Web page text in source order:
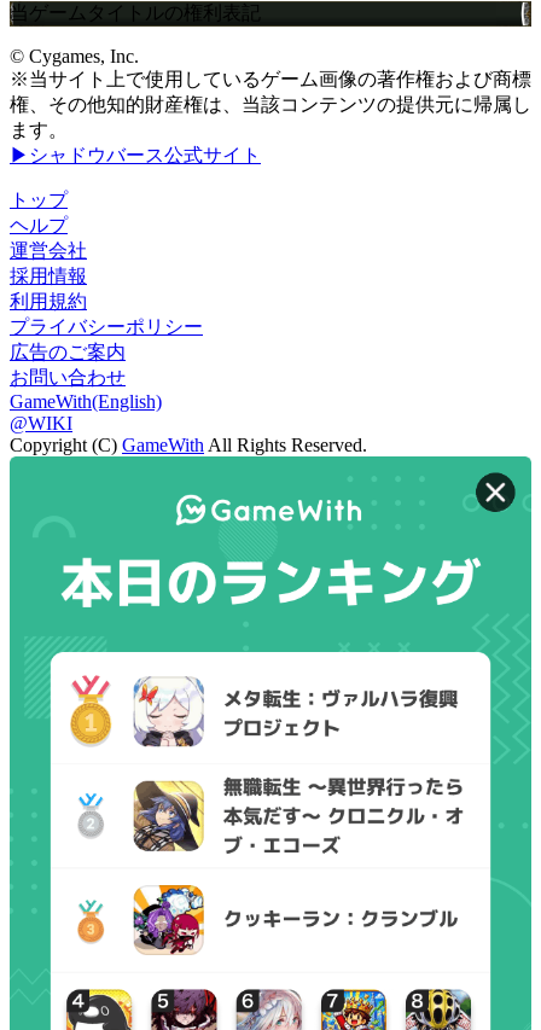
当ゲームタイトルの権利表記
© Cygames, Inc.
※当サイト上で使用しているゲーム画像の著作権および商標
権、その他知的財産権は、当該コンテンツの提供元に帰属し
ます。
▶シャドウバース公式サイト
トップ
ヘルプ
運営会社
採用情報
利用規約
プライバシーポリシー
広告のご案内
お問い合わせ
GameWith(English)
@WIKI
Copyright (C) GameWith All Rights Reserved.